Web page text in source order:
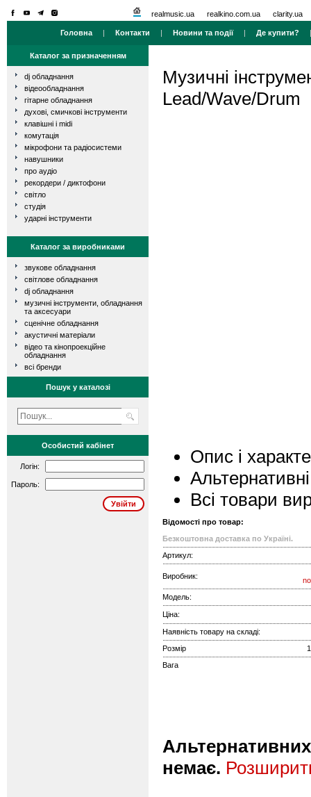
realmusic.ua realkino.com.ua clarity.ua
Головна | Контакти | Новини та події| Де купити?
Каталог за призначенням
dj обладнання
відеообладнання
гітарне обладнання
духові, смичкові інструменти
клавішні і midi
комутація
мікрофони та радіосистеми
навушники
про аудіо
рекордери / диктофони
світло
студія
ударні інструменти
Каталог за виробниками
звукове обладнання
світлове обладнання
dj обладнання
музичні інструменти, обладнання
та аксесуари
сценічне обладнання
акустичні матеріали
відео та кінопроекційне
обладнання
всі бренди
Пошук у каталозі
Особистий кабінет
Логін:
Пароль:
Музичні
Lead/Wave/Drum
Опис і
Всі товари
Відомості про товар:
Безкоштовна доставка по Україні.
Артикул:
Виробник:
Модель:
Ціна:
Наявність товару на складі:
Розмір
Вага
Альтернативних
немає.